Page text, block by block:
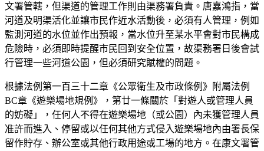
文署管轄，但渠道的管理工作則由渠務署負責。唐嘉鴻指，當
河道及明渠活化並讓市民作近水活動後，必須有人管理，例如
監測河道的水位並作出預報，當水位升至某水平會對市民構成
危險時，必須即時提醒市民回到安全位置，故渠務署日後會試
行管理一些河道公園，但必須研究賦權的問題。
根據法例第一百三十二章《公眾衛生及市政條例》附屬法例
BC章《遊樂場地規例》，第廿一條關於「對遊人或管理人員
的妨礙」，任何人不得在遊樂場地（或公園）內未獲管理人員
准許而進入、停留或以任何其他方式侵入遊樂場地內由署長保
留作貯存、辦公室或其他行政用途或工場的地方。在康文署管